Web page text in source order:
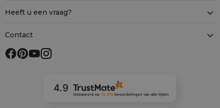
Heeft u een vraag?
Contact
4.9
Gebaseerd op 12 876beoordelingen van alle tijden